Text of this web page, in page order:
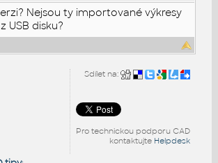
Nejsou ty importované výkresy
USB disku?
Sdílet na:
Pro technickou podporu CAD
kontaktujte Helpdesk